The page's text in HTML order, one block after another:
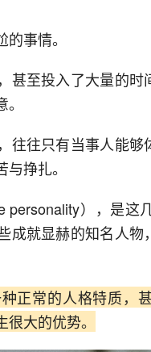
事情。
甚至投入了大量的
往往只有当事人能
挣扎。
personality），是这
成就显赫的知名人
正常的人格特质，
大的优势。